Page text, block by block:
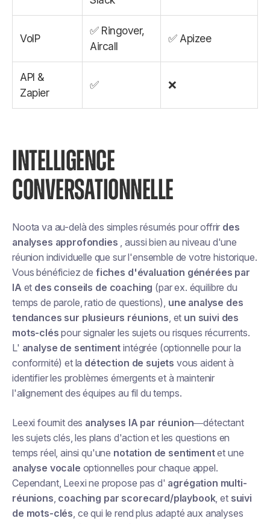
VoIP
✅ Ringover,
Aircall
✅ Apizee
API &
Zapier
✅ ❌
INTELLIGENCE
CONVERSATIONNELLE
Noota va au-delà des simples résumés pour offrir des
analyses approfondies , aussi bien au niveau d'une
réunion individuelle que sur l'ensemble de votre historique.
Vous bénéficiez de fiches d'évaluation générées par
IA et des conseils de coaching (par ex. équilibre du
temps de parole, ratio de questions), une analyse des
tendances sur plusieurs réunions , et un suivi des
mots-clés pour signaler les sujets ou risques récurrents.
L' analyse de sentiment intégrée (optionnelle pour la
conformité) et la détection de sujets vous aident à
identifier les problèmes émergents et à maintenir
l'alignement des équipes au fil du temps.
Leexi fournit des analyses IA par réunion—détectant
les sujets clés, les plans d'action et les questions en
temps réel, ainsi qu'une notation de sentimentet une
analyse vocale optionnelles pour chaque appel.
Cependant, Leexi ne propose pas d' agrégation multi-
réunions coaching par scorecard/playbook, et suivi
de mots-clés , ce qui le rend plus adapté aux analyses